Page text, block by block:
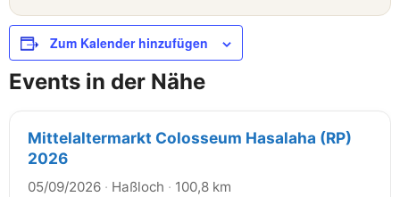
Zum Kalender hinzufügen
Events in der Nähe
Mittelaltermarkt Colosseum Hasalaha (RP)
2026
05/09/2026 · Haßloch · 100,8 km